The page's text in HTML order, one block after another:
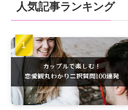
人気記事ランキング